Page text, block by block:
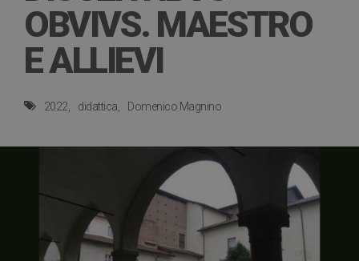
OBVIVS. MAESTRO
E ALLIEVI
2022 didattica Domenico Magnino